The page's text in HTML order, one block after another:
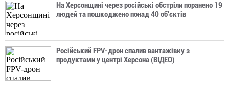
На Херсонщині через російські обстріли поранено 19
людей та пошкоджено понад 40 об'єктів
Російський FPV-дрон спалив вантажівку з
продуктами у центрі Херсона (ВІДЕО)